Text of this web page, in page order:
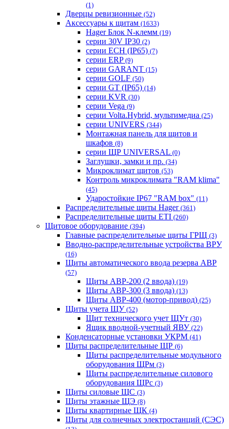
(1)
Дверцы ревизионные (52)
Аксессуары к щитам (1633)
Hager Блок N-клемм (19)
серии 30V IP30 (2)
серии ECH (IP65) (7)
серии ERP (9)
серии GARANT (15)
серии GOLF (50)
серии GT (IP65) (14)
серии KVR (30)
серии Vega (9)
серии Volta.Hybrid, мультимедиа (25)
серии UNIVERS (344)
Монтажная панель для щитов и
шкафов (8)
серии ЩР UNIVERSAL (0)
Заглушки, замки и пр. (34)
Микроклимат щитов (53)
Контроль микроклимата "RAM klima"
(45)
Ударостойкие IP67 "RAM box" (11)
Распределительные щиты Hager (361)
Распределительные щиты ETI (260)
Щитовое оборудование (394)
Главные распределительные щиты ГРЩ (3)
Вводно-распределительные устройства ВРУ
(16)
Щиты автоматического ввода резерва АВР
(57)
Щиты АВР-200 (2 ввода) (19)
Щиты АВР-300 (3 ввода) (13)
Щиты АВР-400 (мотор-привод) (25)
Щиты учета ЩУ (52)
Щит технического учет ЩУт (30)
Ящик вводной-учетный ЯВУ (22)
Конденсаторные установки УКРМ (41)
Щиты распределительные ЩР (6)
Щиты распределительные модульного
оборудования ЩРм (3)
Щиты распределительные силового
оборудования ЩРс (3)
Щиты силовые ЩС (3)
Щиты этажные ЩЭ (8)
Щиты квартирные ЩК (4)
Щиты для солнечных электростанций (СЭС)